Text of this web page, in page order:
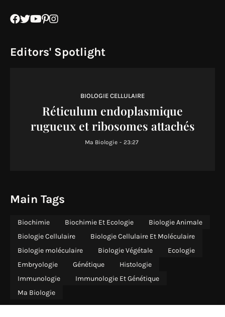
Editors' Spotlight
BIOLOGIE CELLULAIRE
Réticulum endoplasmique
rugueux et ribosomes attachés
Ma Biologie - 23:27
Main Tags
Biochimie Biochimie Et Ecologie
Biologie Animale
Biologie Cellulaire
Biologie Cellulaire Et Moléculaire
Biologie moléculaire
Biologie Végétale
Ecologie
Embryologie
Génétique
Histologie
Immunologie
Immunologie Et Génétique
Ma Biologie